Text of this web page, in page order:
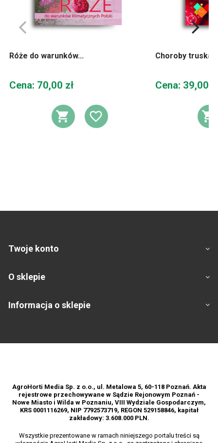
Róże do warunków...
Cena
Cena: 70,00 zł
DODAJ DO KOSZYKA
DODAJ DO
Choroby
Cena
Cena: 39,00
Twoje konto
O sklepie
Informacja o sklepie
AgroHorti Media Sp. z o.o., ul. Metalowa 5, 60-118 Poznań. Akta
rejestrowe przechowywane w Sądzie Rejonowym Poznań -
Nowe Miasto i Wilda w Poznaniu, VIII Wydziale Gospodarczym,
KRS 0001116269, NIP 7792573719, REGON 529158846, kapitał
zakładowy: 3.608.000 PLN.
Wszystkie prezentowane w ramach niniejszego portalu treści są